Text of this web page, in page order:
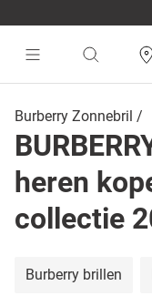
Burberry Zonnebril
heren
collectie
Burberry brillen